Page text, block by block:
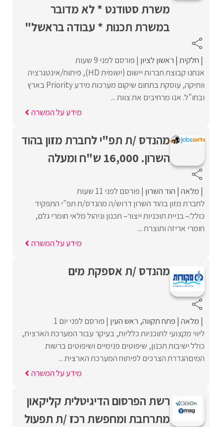
משרת סטודנט * לא מדובר
במשרת תכנות * עבודה בראשל"
חלקית ראשון לציון פורסם לפני 9 שעות
אנחנו קבוצת חברות יישום (ישומית HD), פיתוח/אינטגרציה
וותיקה, עוסקת בתחום שיקום מערכות מידע Priority בארץ
ובחו"ל. אנו מרחיבים את צוות ...
מידע על המשרה
מהנדס /ת תפ"י לחברת מזון בהוד
השרון. 16,000 ש"ח ומעלה
מלאה הוד השרון פורסם לפני 11 שעות
לחברת מזון בהוד השרון דרוש/ה מהנדס/ת תפ"י התפקיד
כולל:– בניית תוכניות ייצור– תכנון וניהול מלאי חומרי גלם,
חומרי אריזה ותוצרת ...
מידע על המשרה
מהנדס /ת אספקת מים
מלאה פתח תקווה ראש העין פורסם לפני יום 1
ליווי מקצועי לתוכניות כלליות, בעיקר עבור המערכת הארצית,
כולל ישיבות תכנון, שיפוטים פנימיים ושיפוטים ברשות
המיםהגדרת הצרכים לפיתוח המערכת הארצית ...
מידע על המשרה
רשת הפרסום הדיגיטלית קליקאון
מתרחבת ומחפשת רכז /ת תפעול